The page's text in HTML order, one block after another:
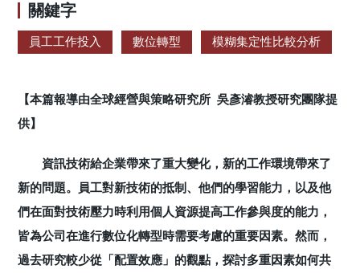
關鍵字
員工工作投入 數位轉型 模糊集定性比較分析
【本篇報導由全球經營與策略研究所 吳彥濬教授研究團隊提
供】
資訊技術給企業帶來了重大變化，新的工作環境帶來了
新的問題。員工對新技術的抵制、他們的學習能力，以及他
們在面對技術壓力時利用個人資源提高工作參與度的能力，
皆為公司在進行數位化轉型時需要考慮的重要因素。然而，
過去研究較少從「配置效應」的觀點，探討多重因素如何共